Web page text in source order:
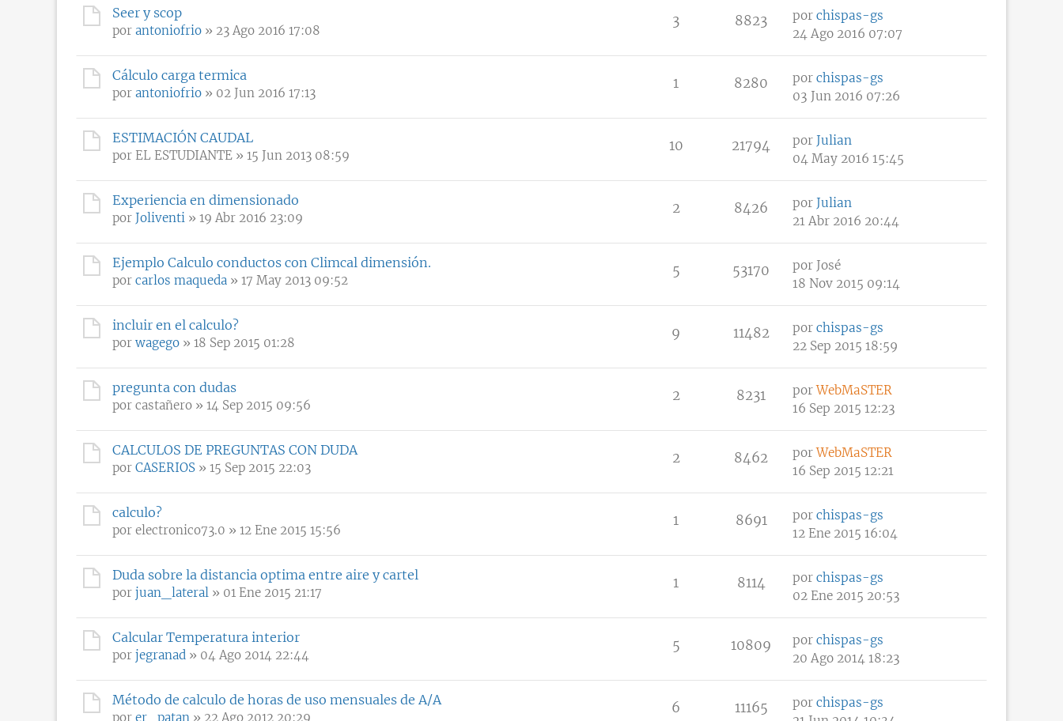
Seer y scop
por antoniofrio » 23 Ago 2016 17:08
3 8823 por chispas-gs
24 Ago 2016 07:07
Cálculo carga termica
por antoniofrio » 02 Jun 2016 17:13
1 8280 por chispas-gs
03 Jun 2016 07:26
ESTIMACIÓN CAUDAL
por EL ESTUDIANTE » 15 Jun 2013 08:59
10 21794 por Julian
04 May 2016 15:45
Experiencia en dimensionado
por Joliventi » 19 Abr 2016 23:09
2 8426 por Julian
21 Abr 2016 20:44
Ejemplo Calculo conductos con Climcal dimensión.
por carlos maqueda » 17 May 2013 09:52
5 53170 por José
18 Nov 2015 09:14
incluir en el calculo?
por wagego » 18 Sep 2015 01:28
9 11482 por chispas-gs
22 Sep 2015 18:59
pregunta con dudas
por castañero » 14 Sep 2015 09:56
2 8231 porWebMaSTER
16 Sep 2015 12:23
CALCULOS DE PREGUNTAS CON DUDA
por CASERIOS » 15 Sep 2015 22:03
2 8462 porWebMaSTER
16 Sep 2015 12:21
calculo?
por electronico73.0 » 12 Ene 2015 15:56
1 8691 por chispas-gs
12 Ene 2015 16:04
Duda sobre la distancia optima entre aire y cartel
por juan_lateral » 01 Ene 2015 21:17
1 8114 por chispas-gs
02 Ene 2015 20:53
Calcular Temperatura interior
por jegranad » 04 Ago 2014 22:44
5 10809 por chispas-gs
20 Ago 2014 18:23
Método de calculo de horas de uso mensuales de A/A
por er_patan » 22 Ago 2012 20:29
6 11165 por chispas-gs